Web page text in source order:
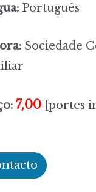
Português
Sociedade
7,00 [portes